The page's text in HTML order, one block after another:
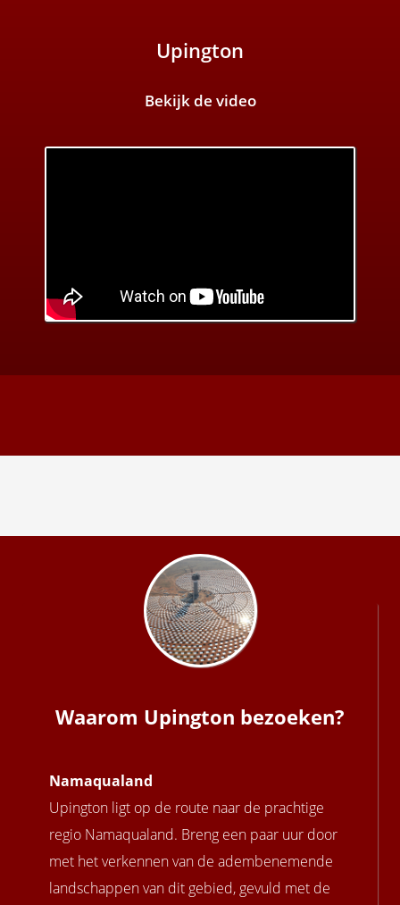
Upington
Bekijk de video
Waarom Upington bezoeken?
Namaqualand
Upington ligt op de route naar de prachtige
regio Namaqualand. Breng een paar uur door
met het verkennen van de adembenemende
landschappen van dit gebied, gevuld met de